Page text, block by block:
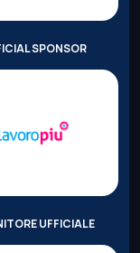
SPONSOR
UFFICIALE